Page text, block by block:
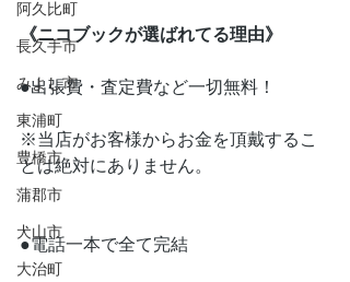
阿久比町
長久手市
みよし市
東浦町
豊橋市
蒲郡市
犬山市
大治町
《ニコブックが選ばれてる理由》
●出張費・査定費など一切無料！
※当店がお客様からお金を頂戴するこ
とは絶対にありません。
●電話一本で全て完結